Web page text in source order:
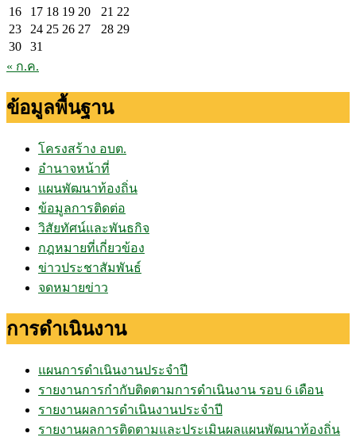
16
17 18 19 20 21 22
23
24 25 26 27 28 29
30
31
« ก.ค.
ข้อมูลพื้นฐาน
โครงสร้าง อบต.
อำนาจหน้าที่
แผนพัฒนาท้องถิ่น
ข้อมูลการติดต่อ
วิสัยทัศน์และพันธกิจ
กฎหมายที่เกี่ยวข้อง
ข่าวประชาสัมพันธ์
จดหมายข่าว
การดำเนินงาน
แผนการดำเนินงานประจำปี
รายงานการกำกับติดตามการดำเนินงาน รอบ 6 เดือน
รายงานผลการดำเนินงานประจำปี
รายงานผลการติดตามและประเมินผลแผนพัฒนาท้องถิ่น